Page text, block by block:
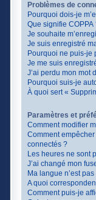
Problèmes de
Pourquoi dois-je
Que signifie COPPA
Je souhaite
Je suis enregistré
Pourquoi ne puis-je
Je me suis
J’ai perdu mon mot
Pourquoi suis-je
À quoi sert «
Paramètres et
Comment modifier
Comment
connectés ?
Les heures ne sont
J’ai changé mon
Ma langue n’est
A quoi
Comment puis-je